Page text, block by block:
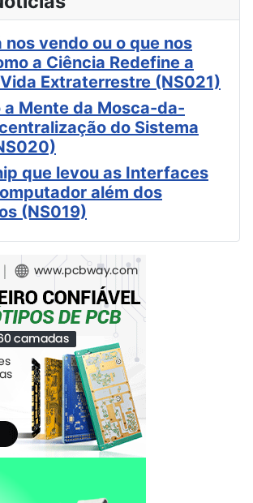
nos vendo ou o que nos
a Ciência Redefine a
Extraterrestre (NS021)
a Mente da Mosca-da-
do Sistema
que levou as Interfaces
além dos
(NS019)